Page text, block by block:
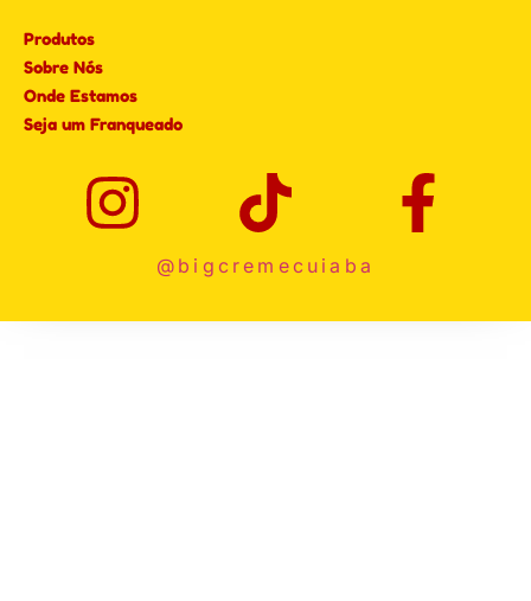
Produtos
Sobre Nós
Onde Estamos
Seja um Franqueado
@bigcremecuiaba